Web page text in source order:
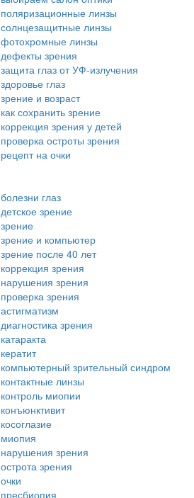
поляризационные линзы
солнцезащитные линзы
фотохромные линзы
дефекты зрения
защита глаз от УФ-излучения
здоровье глаз
зрение и возраст
как сохранить зрение
коррекция зрения у детей
проверка остроты зрения
рецепт на очки
болезни глаз
детское зрение
зрение
зрение и компьютер
зрение после 40 лет
коррекция зрения
нарушения зрения
проверка зрения
астигматизм
диагностика зрения
катаракта
кератит
компьютерный зрительный синдром
контактные линзы
контроль миопии
конъюнктивит
косоглазие
миопия
нарушения зрения
острота зрения
очки
пресбиопия